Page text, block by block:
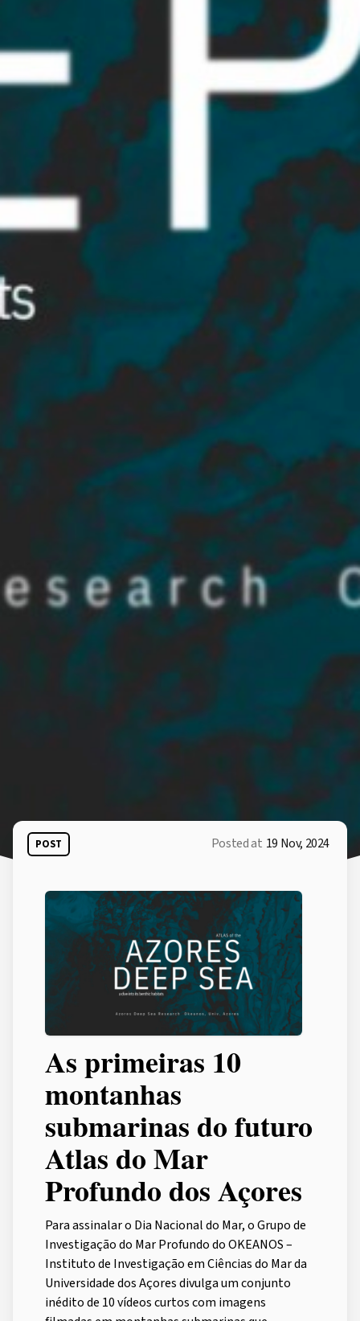
POST Posted at 19 Nov, 2024
As primeiras 10
montanhas
submarinas do futuro
Atlas do Mar
Profundo dos Açores
Para assinalar o Dia Nacional do Mar, o Grupo de
Investigação do Mar Profundo do OKEANOS –
Instituto de Investigação em Ciências do Mar da
Universidade dos Açores divulga um conjunto
inédito de 10 vídeos curtos com imagens